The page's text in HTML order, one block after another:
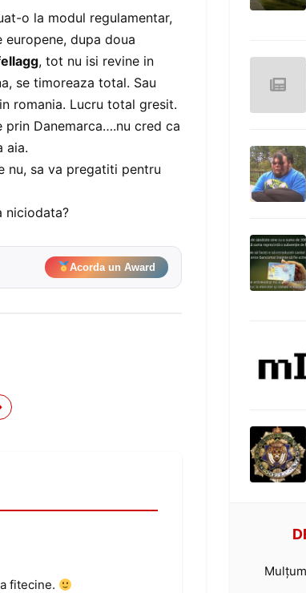
o la modul regulamentar,
dupa doua
, tot nu isi revine in
se timoreaza total. Sau
romania. Lucru total gresit.
prin Danemarca….nu cred ca
aia.
nu, sa va pregatiti pentru
niciodata?
Acorda un Award
fitecine.